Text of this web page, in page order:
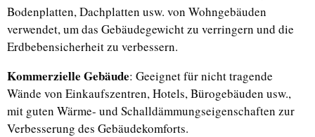
Bodenplatten, Dachplatten usw. von Wohngebäuden
verwendet, um das Gebäudegewicht zu verringern und die
Erdbebensicherheit zu verbessern.
Kommerzielle Gebäude: Geeignet für nicht tragende
Wände von Einkaufszentren, Hotels, Bürogebäuden usw.,
mit guten Wärme- und Schalldämmungseigenschaften zur
Verbesserung des Gebäudekomforts.